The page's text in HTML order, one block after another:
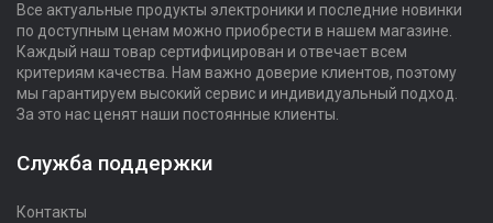
Все актуальные продукты электроники и последние новинки
по доступным ценам можно приобрести в нашем магазине.
Каждый наш товар сертифицирован и отвечает всем
критериям качества. Нам важно доверие клиентов, поэтому
мы гарантируем высокий сервис и индивидуальный подход.
За это нас ценят наши постоянные клиенты.
Служба поддержки
Контакты